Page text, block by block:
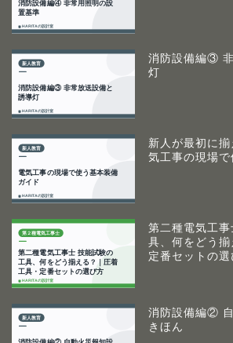
消防設備編③
灯
新人が最初に
気工事の現場
第二種電気工
具、何をどう揃
定番セットの選
消防設備編②
きほん